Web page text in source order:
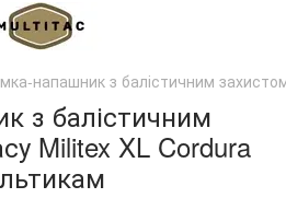
напашник з балістичним
з балістичним
Militex XL Cordura